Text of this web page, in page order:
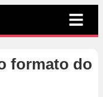
formato do